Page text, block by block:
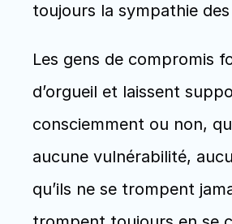
toujours la sympathie
Les gens de compromis
d’orgueil et laissent
consciemment ou non,
aucune vulnérabilité,
qu’ils ne se trompent